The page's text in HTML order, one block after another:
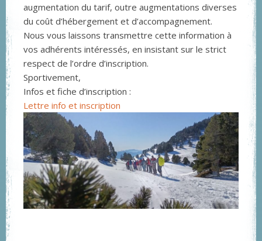
augmentation du tarif, outre augmentations diverses
du coût d’hébergement et d’accompagnement.
Nous vous laissons transmettre cette information à
vos adhérents intéressés, en insistant sur le strict
respect de l’ordre d’inscription.
Sportivement,
Infos et fiche d’inscription :
Lettre info et inscription